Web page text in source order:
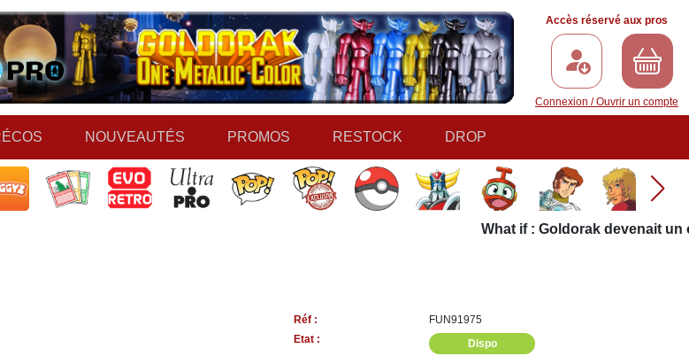
Accès réservé aux pros
Connexion / Ouvrir un compte
NOUVEAUTÉS PROMOS RESTOCK DROP
What if : Goldorak devenait un
Réf :
FUN91975
Etat :
Dispo